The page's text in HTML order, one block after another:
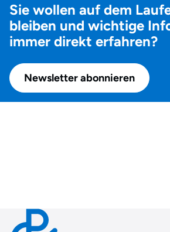
Sie wollen auf dem
bleiben und wichtige
immer direkt erfahren?
Newsletter abonnieren
Contact